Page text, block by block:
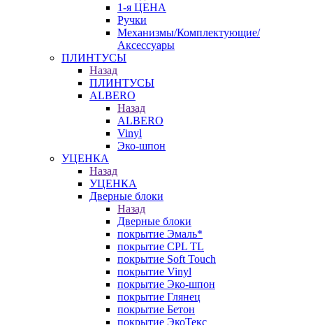
1-я ЦЕНА
Ручки
Механизмы/Комплектующие/
Аксессуары
ПЛИНТУСЫ
Назад
ПЛИНТУСЫ
ALBERO
Назад
ALBERO
Vinyl
Эко-шпон
УЦЕНКА
Назад
УЦЕНКА
Дверные блоки
Назад
Дверные блоки
покрытие Эмаль*
покрытие CPL TL
покрытие Soft Touch
покрытие Vinyl
покрытие Эко-шпон
покрытие Глянец
покрытие Бетон
покрытие ЭкоТекс